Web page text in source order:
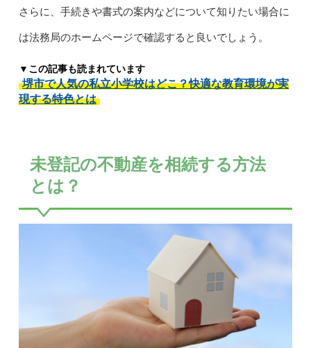
さらに、手続きや書式の案内などについて知りたい場合に
は法務局のホームページで確認すると良いでしょう。
▼この記事も読まれています
堺市で人気の私立小学校はどこ？快適な教育環境が実
現する特色とは
未登記の不動産を相続する方法
とは？